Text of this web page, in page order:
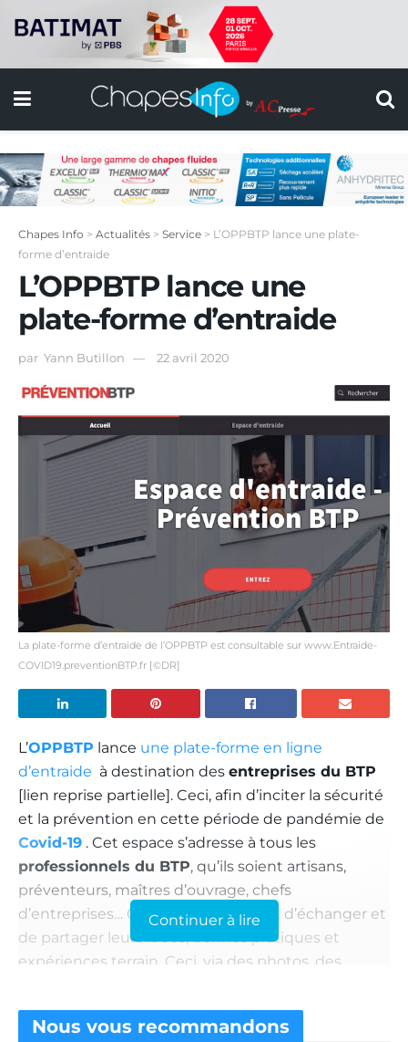
Chapes Info > Actualités > Service > L’OPPBTP lance une plate-
forme d’entraide
L’OPPBTP lance une
plate-forme d’entraide
par Yann Butillon 22 avril 2020
La plate-forme d’entraide de l’OPPBTP est consultable sur www.Entraide-
COVID19.preventionBTP.fr [©DR]
L’OPPBTP lance une plate-forme en ligne
d’entraide à destination des entreprises du BTP
[lien reprise partielle]. Ceci, afin d’inciter la sécurité
et la prévention en cette période de pandémie de
Covid-19 . Cet espace s’adresse à tous les
professionnels du BTP, qu’ils soient artisans,
préventeurs, maîtres d’ouvrage, chefs
d’entreprises… Cet outil leur permet d’échanger et
de partager leurs idées, bonnes pratiques et
expériences terrain. Ceci, via des photos, des
faudra juste s’inscrire sur le site. Cela peut
concerner tous les sujets utiles pour assurer la
Continuer à lire
Nous vous recommandons